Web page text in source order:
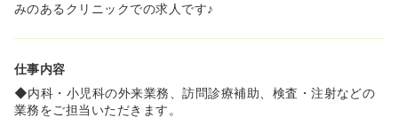
みのあるクリニックでの求人です♪
仕事内容
◆内科・小児科の外来業務、訪問診療補助、検査・注射などの
業務をご担当いただきます。